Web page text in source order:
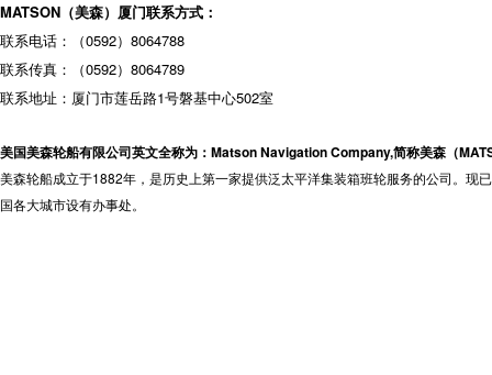
MATSON（美森）厦门联系方式：
联系电话：（0592）8064788
联系传真：（0592）8064789
联系地址：厦门市莲岳路1号磐基中心502室
美国美森轮船有限公司英文全称为：Matson Navigation Company,简称美森（
美森轮船成立于1882年，是历史上第一家提供泛太平洋集装箱班轮服务的公司。
国各大城市设有办事处。